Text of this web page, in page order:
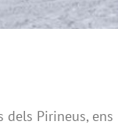
dels Pirineus, ens